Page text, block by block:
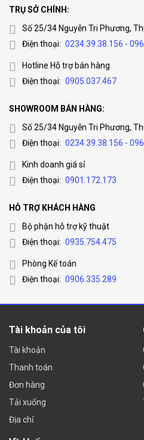
TRỤ SỞ CHÍNH:
Số 25/34 Nguyễn Tri Phương,
Điện thoại: 0234.39.38.156 -
Hotline Hỗ trợ bán hàng
Điện thoại: 0905.037.467
SHOWROOM BÁN HÀNG:
Số 25/34 Nguyễn Tri Phương,
Điện thoại: 0234.39.38.156 -
Kinh doanh giá sỉ
Điện thoại: 0901.172.173
HỖ TRỢ KHÁCH HÀNG
Bộ phận hỗ trợ kỹ thuật
Điện thoại: 0935.754.475
Phòng Kế toán
Điện thoại: 0906.335.289
Tài khoản của tôi
Tài khoản
Thanh toán
Đơn hàng
Tải xuống
Địa chỉ